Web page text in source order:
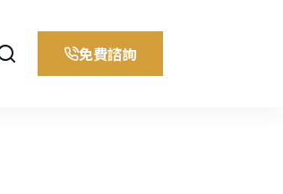
免費諮詢